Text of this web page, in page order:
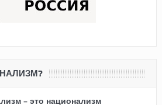
– это национализм